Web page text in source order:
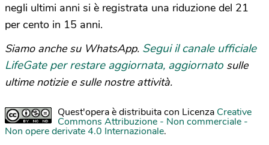
negli ultimi anni si è registrata una riduzione del 21
per cento in 15 anni.
Siamo anche su WhatsApp. Segui il canale ufficiale
LifeGate per restare aggiornata, aggiornato sulle
ultime notizie e sulle nostre attività.
Quest'opera è distribuita con Licenza Creative
Commons Attribuzione - Non commerciale -
Non opere derivate 4.0 Internazionale.